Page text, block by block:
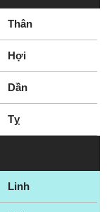
Thân
Hợi
Dần
Tỵ
Linh